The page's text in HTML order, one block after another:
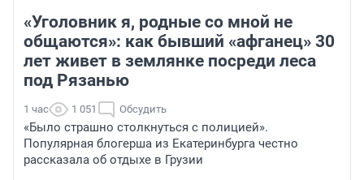
«Уголовник я, родные со мной не
общаются»: как бывший «афганец» 30
лет живет в землянке посреди леса
под Рязанью
1 час 1 051 Обсудить
«Было страшно столкнуться с полицией».
Популярная блогерша из Екатеринбурга честно
рассказала об отдыхе в Грузии